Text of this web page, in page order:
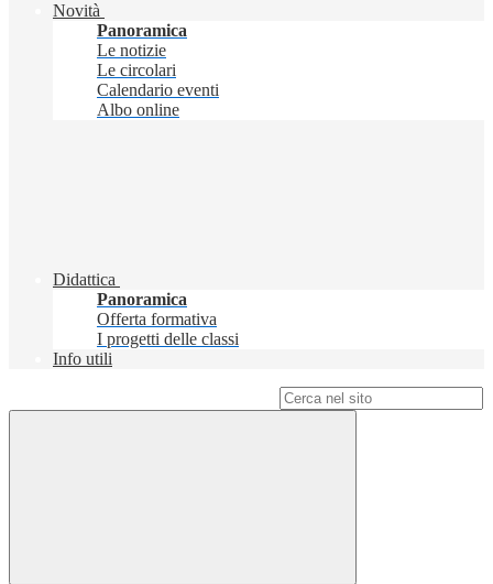
Novità
Panoramica
Le notizie
Le circolari
Calendario eventi
Albo online
Didattica
Panoramica
Offerta formativa
I progetti delle classi
Info utili